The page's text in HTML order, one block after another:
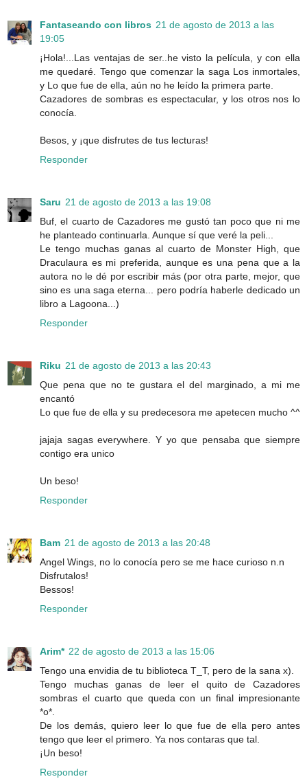
Fantaseando con libros 21 de agosto de 2013 a las
19:05
¡Hola!...Las ventajas de ser..he visto la película, y con ella
me quedaré. Tengo que comenzar la saga Los inmortales,
y Lo que fue de ella, aún no he leído la primera parte.
Cazadores de sombras es espectacular, y los otros nos lo
conocía.
Besos, y ¡que disfrutes de tus lecturas!
Responder
Saru 21 de agosto de 2013 a las 19:08
Buf, el cuarto de Cazadores me gustó tan poco que ni me
he planteado continuarla. Aunque sí que veré la peli...
Le tengo muchas ganas al cuarto de Monster High, que
Draculaura es mi preferida, aunque es una pena que a la
autora no le dé por escribir más (por otra parte, mejor, que
sino es una saga eterna... pero podría haberle dedicado un
libro a Lagoona...)
Responder
Riku 21 de agosto de 2013 a las 20:43
Que pena que no te gustara el del marginado, a mi me
encantó
Lo que fue de ella y su predecesora me apetecen mucho ^^
jajaja sagas everywhere. Y yo que pensaba que siempre
contigo era unico
Un beso!
Responder
Bam 21 de agosto de 2013 a las 20:48
Angel Wings, no lo conocía pero se me hace curioso n.n
Disfrutalos!
Bessos!
Responder
Arim* 22 de agosto de 2013 a las 15:06
Tengo una envidia de tu biblioteca T_T, pero de la sana x).
Tengo muchas ganas de leer el quito de Cazadores
sombras el cuarto que queda con un final impresionante
*o*.
De los demás, quiero leer lo que fue de ella pero antes
tengo que leer el primero. Ya nos contaras que tal.
¡Un beso!
Responder